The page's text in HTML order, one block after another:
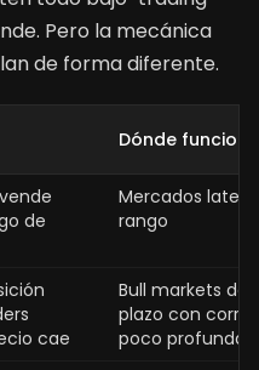
Pero la mecánica
de forma diferente.
Dónde funciona
de
Mercados
rango
cae
Bull markets de
plazo con
poco profundas